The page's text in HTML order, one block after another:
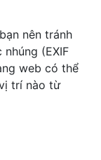
nên tránh
(EXIF
web có thể
trí nào từ